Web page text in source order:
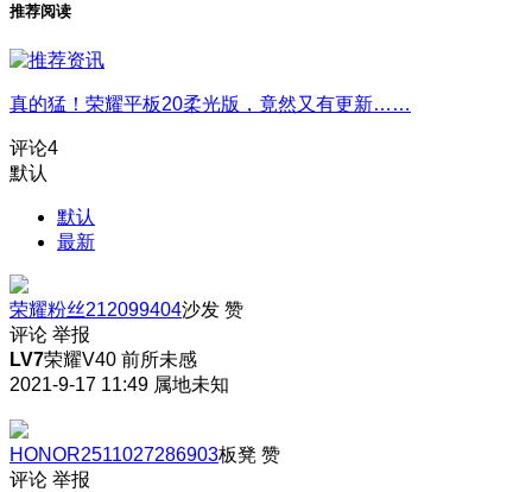
推荐阅读
真的猛！荣耀平板20柔光版，竟然又有更新……
评论4
默认
默认
最新
荣耀粉丝212099404沙发 赞
评论 举报
LV7荣耀V40 前所未感
2021-9-17 11:49 属地未知
HONOR2511027286903板凳 赞
评论 举报